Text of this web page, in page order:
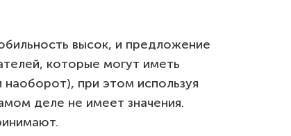
высок, и предложение
которые могут иметь
при этом используя
деле не имеет значения.